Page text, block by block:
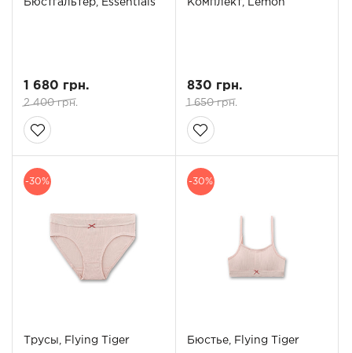
Бюстгальтер, Essentials
1 680 грн.
2 400 грн.
Комплект, Lemon
830 грн.
1 650 грн.
-30%
Трусы, Flying Tiger
-30%
Бюстье, Flying Tiger